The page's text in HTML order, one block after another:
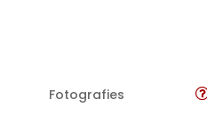
Fotografies